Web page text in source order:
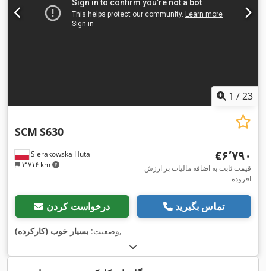
1 /23
Sierakowska Huta
۳٬۷۱۶ km
SCM S630
‎€۶٬۷۹۰
قیمت ثابت به اضافه مالیات بر ارزش
افزوده
درخواست کردن تماس بگیرید
وضعیت: بسیار خوب (کارکرده) ,